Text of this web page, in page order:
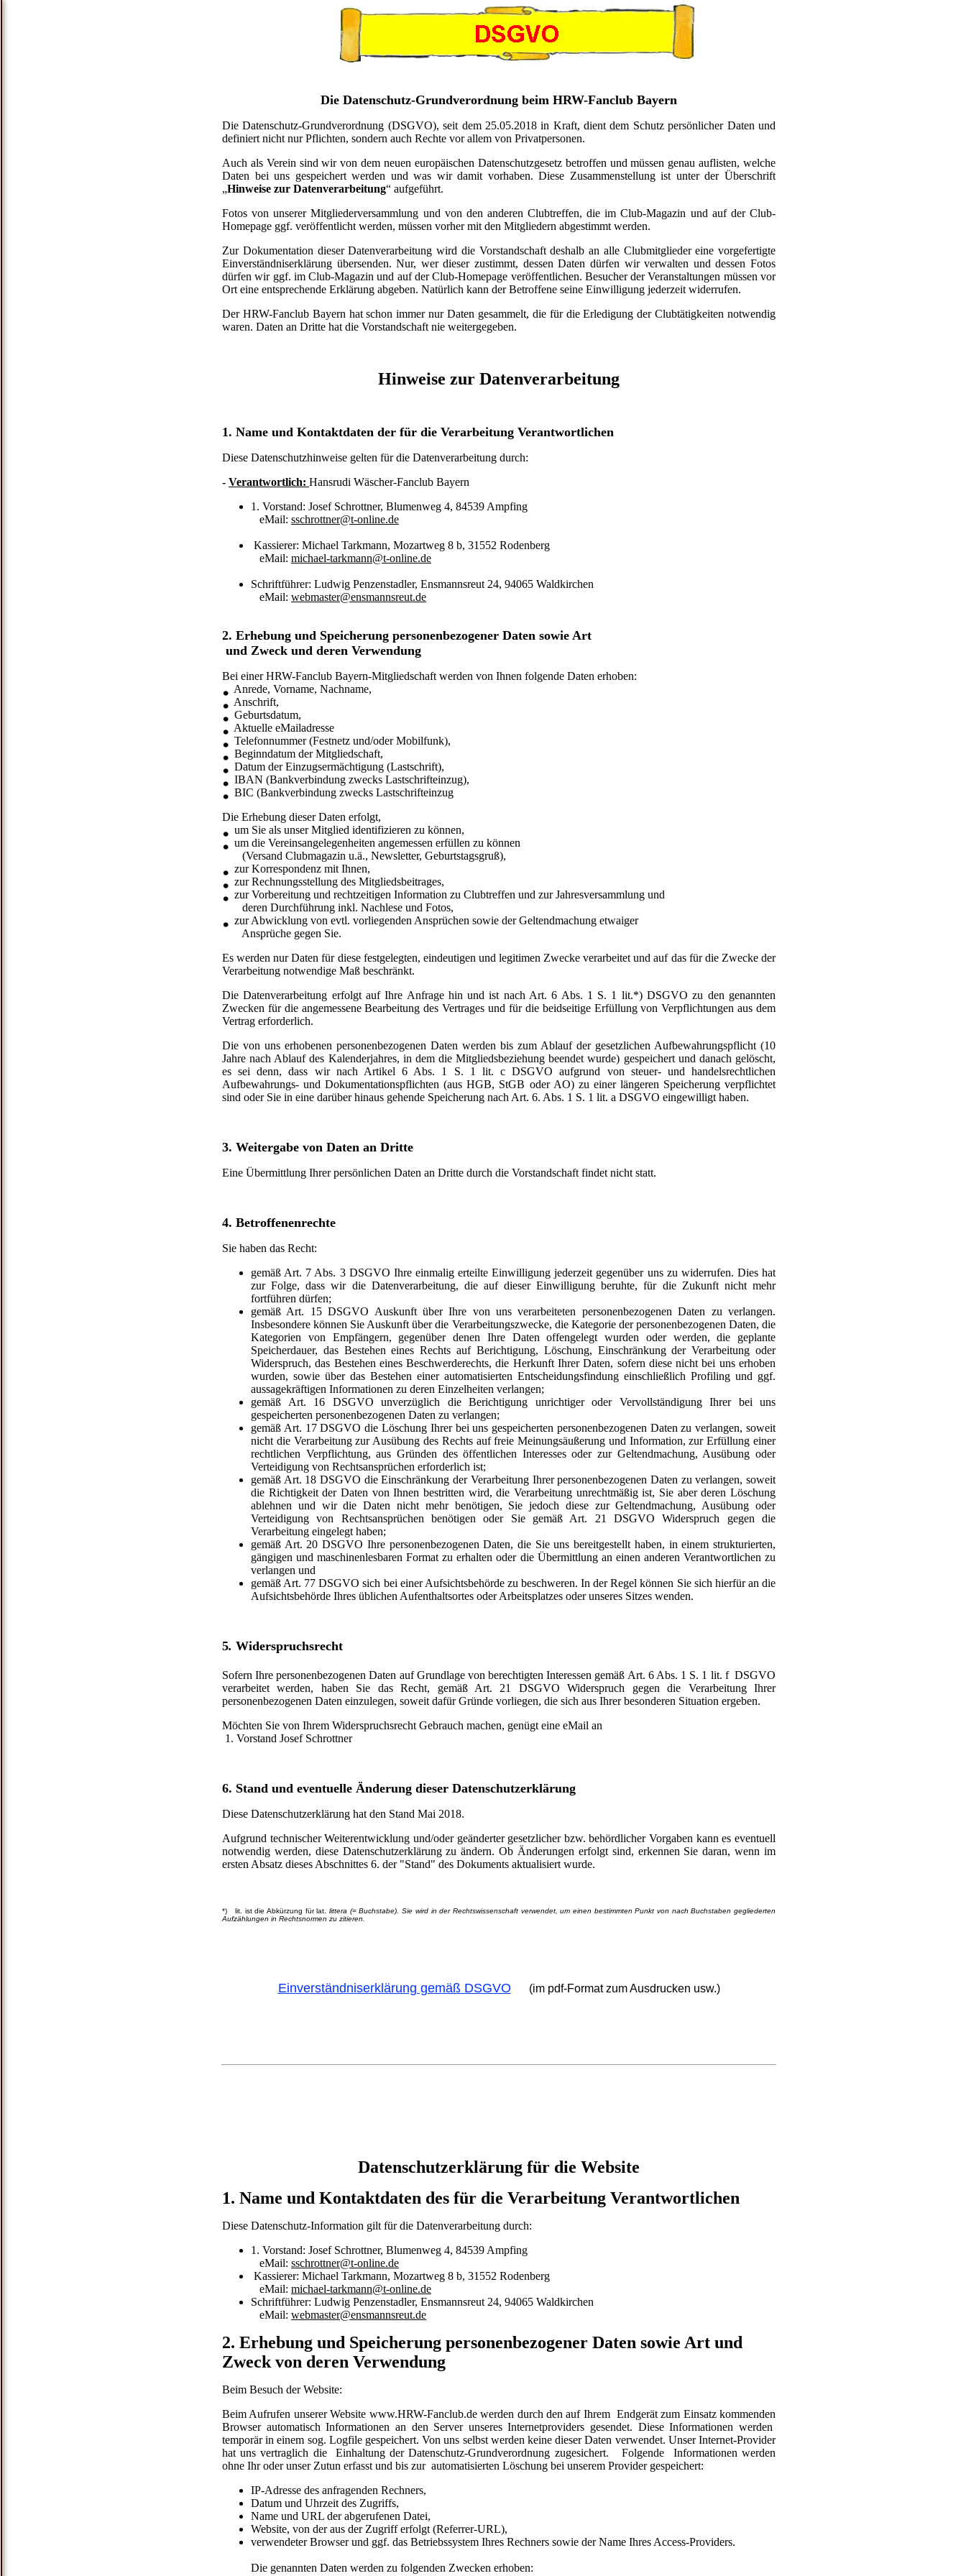
Die Datenschutz-Grundverordnung beim HRW-Fanclub Bayern
Die Datenschutz-Grundverordnung (DSGVO), seit dem 25.05.2018 in Kraft, dient dem Schutz persönlicher Daten und
definiert nicht nur Pflichten, sondern auch Rechte vor allem von Privatpersonen.
Auch als Verein sind wir von dem neuen europäischen Datenschutzgesetz betroffen und müssen genau auflisten, welche
Daten bei uns gespeichert werden und was wir damit vorhaben. Diese Zusammenstellung ist unter der Überschrift
„Hinweise zur Datenverarbeitung“ aufgeführt.
Fotos von unserer Mitgliederversammlung und von den anderen Clubtreffen, die im Club-Magazin und auf der Club-
Homepage ggf. veröffentlicht werden, müssen vorher mit den Mitgliedern abgestimmt werden.
Zur Dokumentation dieser Datenverarbeitung wird die Vorstandschaft deshalb an alle Clubmitglieder eine vorgefertigte
Einverständniserklärung übersenden. Nur, wer dieser zustimmt, dessen Daten dürfen wir verwalten und dessen Fotos
dürfen wir ggf. im Club-Magazin und auf der Club-Homepage veröffentlichen. Besucher der Veranstaltungen müssen vor
Ort eine entsprechende Erklärung abgeben. Natürlich kann der Betroffene seine Einwilligung jederzeit widerrufen.
Der HRW-Fanclub Bayern hat schon immer nur Daten gesammelt, die für die Erledigung der Clubtätigkeiten notwendig
waren. Daten an Dritte hat die Vorstandschaft nie weitergegeben.
Hinweise zur Datenverarbeitung
1. Name und Kontaktdaten der für die Verarbeitung Verantwortlichen
Diese Datenschutzhinweise gelten für die Datenverarbeitung durch:
- Verantwortlich: Hansrudi Wäscher-Fanclub Bayern
1. Vorstand: Josef Schrottner, Blumenweg 4, 84539 Ampfing
eMail: sschrottner@t-online.de
Kassierer: Michael Tarkmann, Mozartweg 8 b, 31552 Rodenberg
eMail: michael-tarkmann@t-online.de
Schriftführer: Ludwig Penzenstadler, Ensmannsreut 24, 94065 Waldkirchen
eMail: webmaster@ensmannsreut.de
2. Erhebung und Speicherung personenbezogener Daten sowie Art
und Zweck und deren Verwendung
Bei einer HRW-Fanclub Bayern-Mitgliedschaft werden von Ihnen folgende Daten erhoben:
Anrede, Vorname, Nachname,
Anschrift,
Geburtsdatum,
Aktuelle eMailadresse
Telefonnummer (Festnetz und/oder Mobilfunk),
Beginndatum der Mitgliedschaft,
Datum der Einzugsermächtigung (Lastschrift),
IBAN (Bankverbindung zwecks Lastschrifteinzug),
BIC (Bankverbindung zwecks Lastschrifteinzug
Die Erhebung dieser Daten erfolgt,
um Sie als unser Mitglied identifizieren zu können,
um die Vereinsangelegenheiten angemessen erfüllen zu können
(Versand Clubmagazin u.ä., Newsletter, Geburtstagsgruß),
zur Korrespondenz mit Ihnen,
zur Rechnungsstellung des Mitgliedsbeitrages,
zur Vorbereitung und rechtzeitigen Information zu Clubtreffen und zur Jahresversammlung und
deren Durchführung inkl. Nachlese und Fotos,
zur Abwicklung von evtl. vorliegenden Ansprüchen sowie der Geltendmachung etwaiger
Ansprüche gegen Sie.
Es werden nur Daten für diese festgelegten, eindeutigen und legitimen Zwecke verarbeitet und auf das für die Zwecke der
Verarbeitung notwendige Maß beschränkt.
Die Datenverarbeitung erfolgt auf Ihre Anfrage hin und ist nach Art. 6 Abs. 1 S. 1 lit.*) DSGVO zu den genannten
Zwecken für die angemessene Bearbeitung des Vertrages und für die beidseitige Erfüllung von Verpflichtungen aus dem
Vertrag erforderlich.
Die von uns erhobenen personenbezogenen Daten werden bis zum Ablauf der gesetzlichen Aufbewahrungspflicht (10
Jahre nach Ablauf des Kalenderjahres, in dem die Mitgliedsbeziehung beendet wurde) gespeichert und danach gelöscht,
es sei denn, dass wir nach Artikel 6 Abs. 1 S. 1 lit. c DSGVO aufgrund von steuer- und handelsrechtlichen
Aufbewahrungs- und Dokumentationspflichten (aus HGB, StGB oder AO) zu einer längeren Speicherung verpflichtet
sind oder Sie in eine darüber hinaus gehende Speicherung nach Art. 6. Abs. 1 S. 1 lit. a DSGVO eingewilligt haben.
3. Weitergabe von Daten an Dritte
Eine Übermittlung Ihrer persönlichen Daten an Dritte durch die Vorstandschaft findet nicht statt.
4. Betroffenenrechte
Sie haben das Recht:
gemäß Art. 7 Abs. 3 DSGVO Ihre einmalig erteilte Einwilligung jederzeit gegenüber uns zu widerrufen. Dies hat
zur Folge, dass wir die Datenverarbeitung, die auf dieser Einwilligung beruhte, für die Zukunft nicht mehr
fortführen dürfen;
gemäß Art. 15 DSGVO Auskunft über Ihre von uns verarbeiteten personenbezogenen Daten zu verlangen.
Insbesondere können Sie Auskunft über die Verarbeitungszwecke, die Kategorie der personenbezogenen Daten, die
Kategorien von Empfängern, gegenüber denen Ihre Daten offengelegt wurden oder werden, die geplante
Speicherdauer, das Bestehen eines Rechts auf Berichtigung, Löschung, Einschränkung der Verarbeitung oder
Widerspruch, das Bestehen eines Beschwerderechts, die Herkunft Ihrer Daten, sofern diese nicht bei uns erhoben
wurden, sowie über das Bestehen einer automatisierten Entscheidungsfindung einschließlich Profiling und ggf.
aussagekräftigen Informationen zu deren Einzelheiten verlangen;
gemäß Art. 16 DSGVO unverzüglich die Berichtigung unrichtiger oder Vervollständigung Ihrer bei uns
gespeicherten personenbezogenen Daten zu verlangen;
gemäß Art. 17 DSGVO die Löschung Ihrer bei uns gespeicherten personenbezogenen Daten zu verlangen, soweit
nicht die Verarbeitung zur Ausübung des Rechts auf freie Meinungsäußerung und Information, zur Erfüllung einer
rechtlichen Verpflichtung, aus Gründen des öffentlichen Interesses oder zur Geltendmachung, Ausübung oder
Verteidigung von Rechtsansprüchen erforderlich ist;
gemäß Art. 18 DSGVO die Einschränkung der Verarbeitung Ihrer personenbezogenen Daten zu verlangen, soweit
die Richtigkeit der Daten von Ihnen bestritten wird, die Verarbeitung unrechtmäßig ist, Sie aber deren Löschung
ablehnen und wir die Daten nicht mehr benötigen, Sie jedoch diese zur Geltendmachung, Ausübung oder
Verteidigung von Rechtsansprüchen benötigen oder Sie gemäß Art. 21 DSGVO Widerspruch gegen die
Verarbeitung eingelegt haben;
gemäß Art. 20 DSGVO Ihre personenbezogenen Daten, die Sie uns bereitgestellt haben, in einem strukturierten,
gängigen und maschinenlesbaren Format zu erhalten oder die Übermittlung an einen anderen Verantwortlichen zu
verlangen und
gemäß Art. 77 DSGVO sich bei einer Aufsichtsbehörde zu beschweren. In der Regel können Sie sich hierfür an die
Aufsichtsbehörde Ihres üblichen Aufenthaltsortes oder Arbeitsplatzes oder unseres Sitzes wenden.
5. Widerspruchsrecht
Sofern Ihre personenbezogenen Daten auf Grundlage von berechtigten Interessen gemäß Art. 6 Abs. 1 S. 1 lit. f DSGVO
verarbeitet werden, haben Sie das Recht, gemäß Art. 21 DSGVO Widerspruch gegen die Verarbeitung Ihrer
personenbezogenen Daten einzulegen, soweit dafür Gründe vorliegen, die sich aus Ihrer besonderen Situation ergeben.
Möchten Sie von Ihrem Widerspruchsrecht Gebrauch machen, genügt eine eMail an
1. Vorstand Josef Schrottner
6. Stand und eventuelle Änderung dieser Datenschutzerklärung
Diese Datenschutzerklärung hat den Stand Mai 2018.
Aufgrund technischer Weiterentwicklung und/oder geänderter gesetzlicher bzw. behördlicher Vorgaben kann es eventuell
notwendig werden, diese Datenschutzerklärung zu ändern. Ob Änderungen erfolgt sind, erkennen Sie daran, wenn im
ersten Absatz dieses Abschnittes 6. der "Stand" des Dokuments aktualisiert wurde.
*) lit. ist die Abkürzung für lat.littera (= Buchstabe). Sie wird in der Rechtswissenschaft verwendet, um einen bestimmten Punkt von nach Buchstaben gegliederten
Aufzählungen in Rechtsnormen zu zitieren.
Einverständniserklärung gemäß DSGVO (im pdf-Format zum Ausdrucken usw.)
Datenschutzerklärung für die Website
1. Name und Kontaktdaten des für die Verarbeitung Verantwortlichen
Diese Datenschutz-Information gilt für die Datenverarbeitung durch:
1. Vorstand: Josef Schrottner, Blumenweg 4, 84539 Ampfing
eMail: sschrottner@t-online.de
Kassierer: Michael Tarkmann, Mozartweg 8 b, 31552 Rodenberg
eMail: michael-tarkmann@t-online.de
Schriftführer: Ludwig Penzenstadler, Ensmannsreut 24, 94065 Waldkirchen
eMail: webmaster@ensmannsreut.de
2. Erhebung und Speicherung personenbezogener Daten sowie Art und
Zweck von deren Verwendung
Beim Besuch der Website:
Beim Aufrufen unserer Website www.HRW-Fanclub.de werden durch den auf Ihrem Endgerät zum Einsatz kommenden
Browser automatisch Informationen an den Server unseres Internetproviders gesendet. Diese Informationen werden
temporär in einem sog. Logfile gespeichert. Von uns selbst werden keine dieser Daten verwendet. Unser Internet-Provider
hat uns vertraglich die Einhaltung der Datenschutz-Grundverordnung zugesichert. Folgende Informationen werden
ohne Ihr oder unser Zutun erfasst und bis zur automatisierten Löschung bei unserem Provider gespeichert:
IP-Adresse des anfragenden Rechners,
Datum und Uhrzeit des Zugriffs,
Name und URL der abgerufenen Datei,
Website, von der aus der Zugriff erfolgt (Referrer-URL),
verwendeter Browser und ggf. das Betriebssystem Ihres Rechners sowie der Name Ihres Access-Providers.
Die genannten Daten werden zu folgenden Zwecken erhoben: